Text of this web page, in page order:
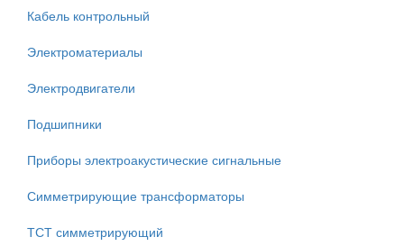
Кабель контрольный
Электроматериалы
Электродвигатели
Подшипники
Приборы электроакустические сигнальные
Симметрирующие трансформаторы
ТСТ симметрирующий